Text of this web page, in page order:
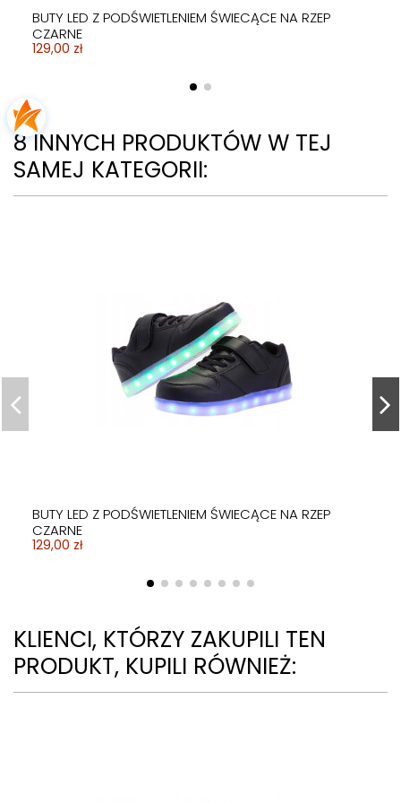
BUTY LED Z PODŚWIETLENIEM ŚWIECĄCE NA RZEP
CZARNE
129,00 zł
BUTY LED Z PODŚWIETLENIEM ŚWIECĄCE NA RZEP BIAŁE
8 INNYCH PRODUKTÓW W TEJ
SAMEJ KATEGORII:
BUTY LED Z PODŚWIETLENIEM ŚWIECĄCE NA RZEP
CZARNE
129,00 zł
KLIENCI, KTÓRZY ZAKUPILI TEN
PRODUKT, KUPILI RÓWNIEŻ: